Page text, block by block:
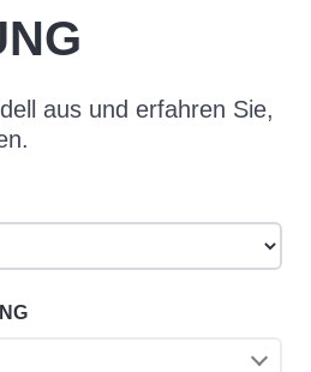
aus und erfahren Sie,